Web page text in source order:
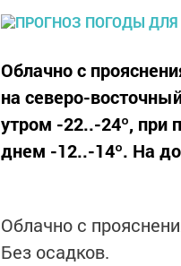
Облачно с
на северо-
утром -22..-24º, при
днем -12..-14º. На
Облачно с
Без осадков.